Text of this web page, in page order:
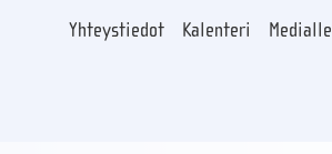
Yhteystiedot Kalenteri Medialle